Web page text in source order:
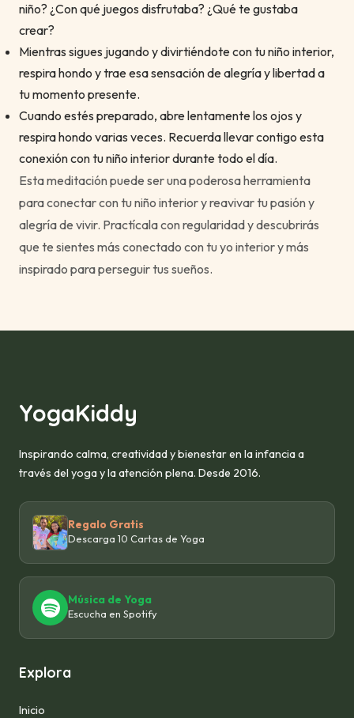
niño? ¿Con qué juegos disfrutaba? ¿Qué te gustaba
crear?
Mientras sigues jugando y divirtiéndote con tu niño interior,
respira hondo y trae esa sensación de alegría y libertad a
tu momento presente.
Cuando estés preparado, abre lentamente los ojos y
respira hondo varias veces. Recuerda llevar contigo esta
conexión con tu niño interior durante todo el día.
Esta meditación puede ser una poderosa herramienta
para conectar con tu niño interior y reavivar tu pasión y
alegría de vivir. Practícala con regularidad y descubrirás
que te sientes más conectado con tu yo interior y más
inspirado para perseguir tus sueños.
YogaKiddy
Inspirando calma, creatividad y bienestar en la infancia a
través del yoga y la atención plena. Desde 2016.
Regalo Gratis
Descarga 10 Cartas de Yoga
Música de Yoga
Escucha en Spotify
Explora
Inicio